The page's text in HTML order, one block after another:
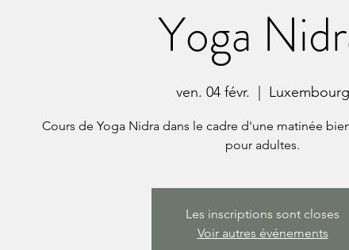
Yoga
ven. 04 févr. Luxembourg
Cours de Yoga Nidra dans le cadre d'une matinée
pour adultes.
Les inscriptions sont closes
Voir autres événements